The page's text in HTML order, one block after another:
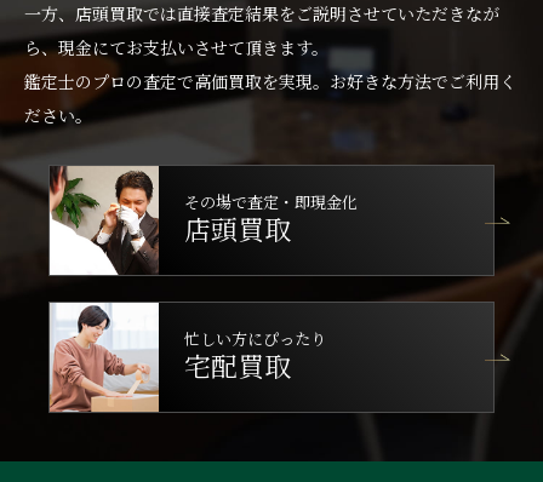
一方、店頭買取では直接査定結果をご説明させていただきなが
ら、現金にてお支払いさせて頂きます。
鑑定士のプロの査定で高価買取を実現。お好きな方法でご利用く
ださい。
その場で査定・即現金化
店頭買取
忙しい方にぴったり
宅配買取